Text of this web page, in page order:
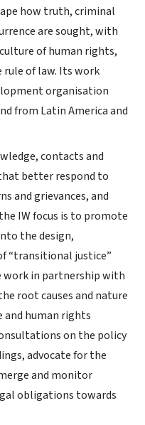
how truth, criminal
are sought, with
of human rights,
rule of law. Its work
organisation
from Latin America and
contacts and
better respond to
and grievances, and
IW focus is to promote
the design,
“transitional justice”
work in partnership with
root causes and nature
human rights
on the policy
advocate for the
and monitor
obligations towards